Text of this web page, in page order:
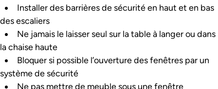
Installer des barrières de sécurité en haut et en bas
des escaliers
Ne jamais le laisser seul sur la table à langer ou dans
la chaise haute
Bloquer si possible l’ouverture des fenêtres par un
système de sécurité
Ne pas mettre de meuble sous une fenêtre